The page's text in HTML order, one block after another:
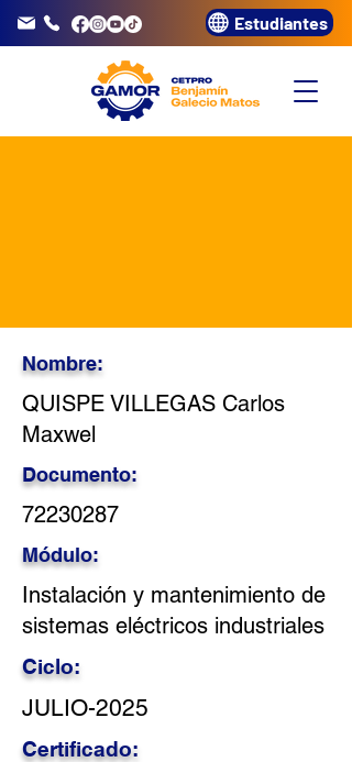
3320072 Estudiantes
Nombre:
QUISPE VILLEGAS Carlos
Maxwel
Documento:
72230287
Módulo:
Instalación y mantenimiento de
sistemas eléctricos industriales
Ciclo:
JULIO-2025
Certificado: